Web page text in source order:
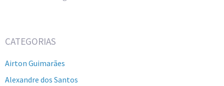
CATEGORIAS
Airton Guimarães
Alexandre dos Santos